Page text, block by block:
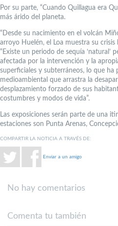
Por su parte, “Cuando Quillagua era
más árido del planeta.
“Desde su nacimiento en el volcán
arroyo Huelén, el Loa muestra su crisis
“Existe un periodo de sequía ‘natural’
afectada por la intervención y la
superficiales y subterráneos, lo que ha
medioambiental que arrastra la
desplazamiento forzado de sus
costumbres y modos de vida”.
Las exposiciones serán parte de una
estaciones son Punta Arenas,
COMPARTIR LA NOTICIA A TRAVÉS DE:
Enviar a un amigo
No hay comentarios
Comenta tu también